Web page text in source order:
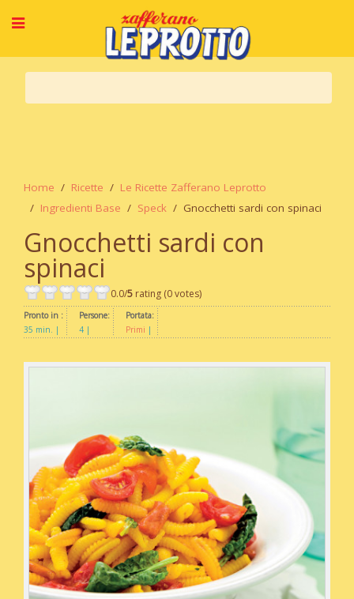
Home Ricette
Le Ricette Zafferano Leprotto
Ingredienti Base
Speck Gnocchetti sardi con spinaci
Gnocchetti sardi con
spinaci
0.0/5 rating (0 votes)
Pronto in :
35 min.
Persone:
4
Portata:
Primi